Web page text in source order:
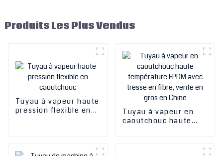
Produits Les Plus Vendus
Tuyau à vapeur haute
pression flexible en
Tuyau à vapeur en
caoutchouc haute